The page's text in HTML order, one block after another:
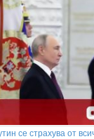
се страхува от